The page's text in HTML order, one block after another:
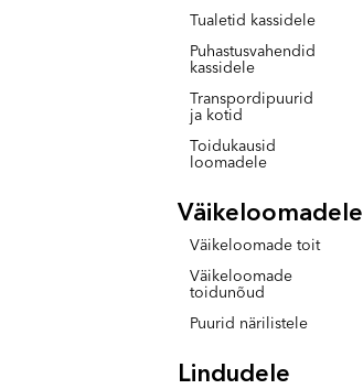
Tualetid kassidele
Puhastusvahendid
kassidele
Transpordipuurid
ja kotid
Toidukausid
loomadele
Väikeloomadele
Väikeloomade toit
Väikeloomade
toidunõud
Puurid närilistele
Lindudele